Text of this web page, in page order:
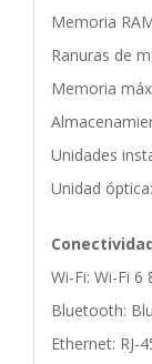
Memoria
Ranuras de
Memoria
Unidades
Unidad
Wi-Fi: Wi-Fi 6
Bluetooth:
Ethernet: RJ-